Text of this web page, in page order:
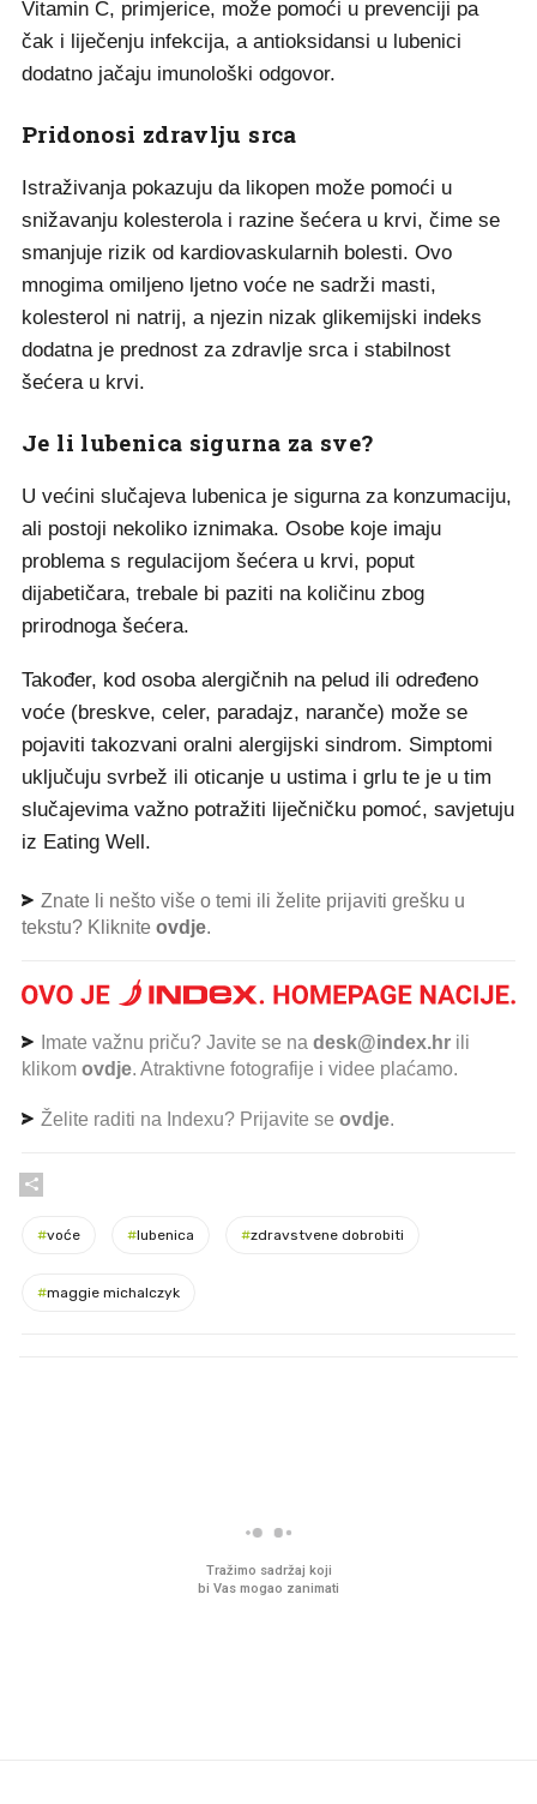
Vitamin C, primjerice, može pomoći u prevenciji pa
čak i liječenju infekcija, a antioksidansi u lubenici
dodatno jačaju imunološki odgovor.
Pridonosi zdravlju srca
Istraživanja pokazuju da likopen može pomoći u
snižavanju kolesterola i razine šećera u krvi, čime se
smanjuje rizik od kardiovaskularnih bolesti. Ovo
mnogima omiljeno ljetno voće ne sadrži masti,
kolesterol ni natrij, a njezin nizak glikemijski indeks
dodatna je prednost za zdravlje srca i stabilnost
šećera u krvi.
Je li lubenica sigurna za sve?
U većini slučajeva lubenica je sigurna za konzumaciju,
ali postoji nekoliko iznimaka. Osobe koje imaju
problema s regulacijom šećera u krvi, poput
dijabetičara, trebale bi paziti na količinu zbog
prirodnoga šećera.
Također, kod osoba alergičnih na pelud ili određeno
voće (breskve, celer, paradajz, naranče) može se
pojaviti takozvani oralni alergijski sindrom. Simptomi
uključuju svrbež ili oticanje u ustima i grlu te je u tim
slučajevima važno potražiti liječničku pomoć, savjetuju
iz Eating Well.
Znate li nešto više o temi ili želite prijaviti grešku u
tekstu? Kliknite ovdje.
Imate važnu priču? Javite se na desk@index.hr ili
klikom ovdje. Atraktivne fotografije i videe plaćamo.
Želite raditi na Indexu? Prijavite se ovdje.
#voće #lubenica #zdravstvene dobrobiti
#maggie michalczyk